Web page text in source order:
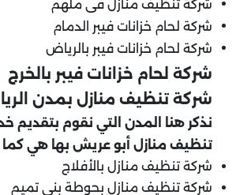
شركة تنظيف منازل فى ملهم
شركة لحام خزانات فيبر الدمام
شركة لحام خزانات فيبر بالرياض
شركة لحام خزانات فيبر بالخرج
شركة تنظيف منازل بمدن
نذكر هنا المدن التي نقوم بتقديم
تنظيف منازل أبو عريش بها هي كما
شركة تنظيف منازل بالأفلاج
شركة تنظيف منازل بحوطة بني تميم